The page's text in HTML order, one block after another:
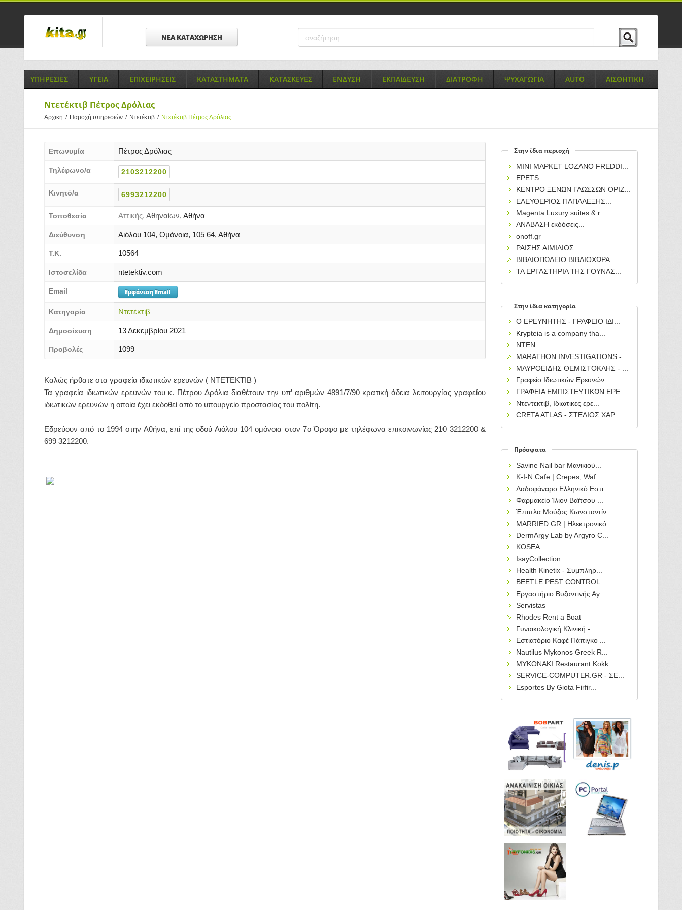
ΝΕΑ ΚΑΤΑΧΩΡΗΣΗ
ΥΠΗΡΕΣΙΕΣ ΥΓΕΙΑ ΕΠΙΧΕΙΡΗΣΕΙΣ ΚΑΤΑΣΤΗΜΑΤΑ ΚΑΤΑΣΚΕΥΕΣ ΕΝΔΥΣΗ ΕΚΠΑΙΔΕΥΣΗ ΔΙΑΤΡΟΦΗ ΨΥΧΑΓΩΓΙΑ AUTO ΑΙΣΘΗΤΙΚΗ
Ντετέκτιβ Πέτρος Δρόλιας
Αρχικη / Παροχή υπηρεσιών / Ντετέκτιβ / Ντετέκτιβ Πέτρος Δρόλιας
Επωνυμία Πέτρος Δρόλιας
Τηλέφωνο/α 2103212200
Κινητό/α 6993212200
Τοποθεσία Αττικής, Αθηναίων, Αθήνα
Διεύθυνση Αιόλου 104, Ομόνοια, 105 64, Αθήνα
Τ.Κ. 10564
Ιστοσελίδα ntetektiv.com
Email Εμφάνιση Email
Κατηγορία Ντετέκτιβ
Δημοσίευση 13 Δεκεμβρίου 2021
Προβολές 1099
Καλώς ήρθατε στα γραφεία ιδιωτικών ερευνών ( ΝΤΕΤΕΚΤΙΒ )
Τα γραφεία ιδιωτικών ερευνών του κ. Πέτρου Δρόλια διαθέτουν την υπ’ αριθμών 4891/7/90 κρατική άδεια λειτουργίας γραφείου
ιδιωτικών ερευνών η οποία έχει εκδοθεί από το υπουργείο προστασίας του πολίτη.
Εδρεύουν από το 1994 στην Αθήνα, επί της οδού Αιόλου 104 ομόνοια στον 7ο Όροφο με τηλέφωνα επικοινωνίας 210 3212200 &
699 3212200.
Στην ίδια περιοχή
ΜΙΝΙ ΜΑΡΚΕΤ LOZANO FREDDI...
EPETS
ΚΕΝΤΡΟ ΞΕΝΩΝ ΓΛΩΣΣΩΝ ΟΡΙΖ...
ΕΛΕΥΘΕΡΙΟΣ ΠΑΠΑΛΕΞΗΣ...
Magenta Luxury suites & r...
ΑΝΑΒΑΣΗ εκδόσεις...
onoff.gr
ΡΑΙΣΗΣ ΑΙΜΙΛΙΟΣ...
ΒΙΒΛΙΟΠΩΛΕΙΟ ΒΙΒΛΙΟΧΩΡΑ...
ΤΑ ΕΡΓΑΣΤΗΡΙΑ ΤΗΣ ΓΟΥΝΑΣ...
Στην ίδια κατηγορία
Ο ΕΡΕΥΝΗΤΗΣ - ΓΡΑΦΕΙΟ ΙΔΙ...
Krypteia is a company tha...
NTEN
ΜΑRΑΤΗΟΝ ΙΝVESTIGATIONS -...
ΜΑΥΡΟΕΙΔΗΣ ΘΕΜΙΣΤΟΚΛΗΣ - ...
Γραφείο Ιδιωτικών Ερευνών...
ΓΡΑΦΕΙΑ ΕΜΠΙΣΤΕΥΤΙΚΩΝ ΕΡΕ...
Ντεντεκτιβ, Ιδιωτικες ερε...
CRETA ATLAS - ΣΤΕΛΙΟΣ ΧΑΡ...
Πρόσφατα
Savine Nail bar Μανικιού...
Κ-Ι-Ν Cafe | Crepes, Waf...
Λαδοφάναρο Ελληνικό Εστι...
Φαρμακείο Ίλιον Βαϊτσου ...
Έπιπλα Μούζος Κωνσταντίν...
MARRIED.GR | Ηλεκτρονικό...
DermArgy Lab by Argyro C...
KOSEA
IsayCollection
Health Kinetix - Συμπληρ...
BEETLE PEST CONTROL
Εργαστήριο Βυζαντινής Αγ...
Servistas
Rhodes Rent a Boat
Γυναικολογική Κλινική - ...
Εστιατόριο Καφέ Πάπιγκο ...
Nautilus Mykonos Greek R...
MYKONAKI Restaurant Kokk...
SERVICE-COMPUTER.GR - ΣΕ...
Esportes By Giota Firfir...